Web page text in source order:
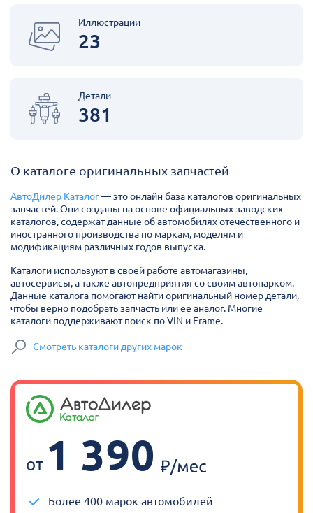
Иллюстрации
23
Детали
381
О каталоге оригинальных запчастей
АвтоДилер Каталог— это онлайн база каталогов оригинальных
запчастей. Они созданы на основе официальных заводских
каталогов, содержат данные об автомобилях отечественного и
иностранного производства по маркам, моделям и
модификациям различных годов выпуска.
Каталоги используют в своей работе автомагазины,
автосервисы, а также автопредприятия со своим автопарком.
Данные каталога помогают найти оригинальный номер детали,
чтобы верно подобрать запчасть или ее аналог. Многие
каталоги поддерживают поиск по VIN и Frame.
Смотреть каталоги других марок
от 1 390
Более 400 марок автомобилей